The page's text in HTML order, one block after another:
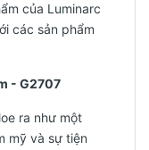
của Luminarc
các sản phẩm
- G2707
ra như một
mỹ và sự tiện